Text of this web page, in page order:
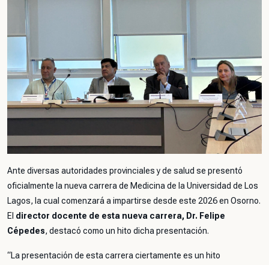
Ante diversas autoridades provinciales y de salud se presentó
oficialmente la nueva carrera de Medicina de la Universidad de Los
Lagos, la cual comenzará a impartirse desde este 2026 en Osorno.
El director docente de esta nueva carrera, Dr. Felipe
Cépedes, destacó como un hito dicha presentación.
“La presentación de esta carrera ciertamente es un hito